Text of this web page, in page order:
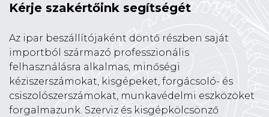
Kérje szakértőink segítségét
Az ipar beszállítójaként döntő részben saját
importból származó professzionális
felhasználásra alkalmas, minőségi
kéziszerszámokat, kisgépeket, forgácsoló- és
csiszolószerszámokat, munkavédelmi eszközöket
forgalmazunk. Szerviz és kisgépkölcsönző